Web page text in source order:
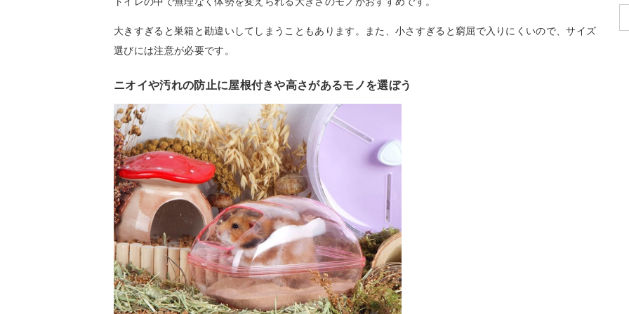
大きすぎると巣箱と勘違いしてしまうこともあります。また、小さすぎると窮屈で入りにくいので、サイズ
選びには注意が必要です。
ニオイや汚れの防止に屋根付きや高さがあるモノを選ぼう